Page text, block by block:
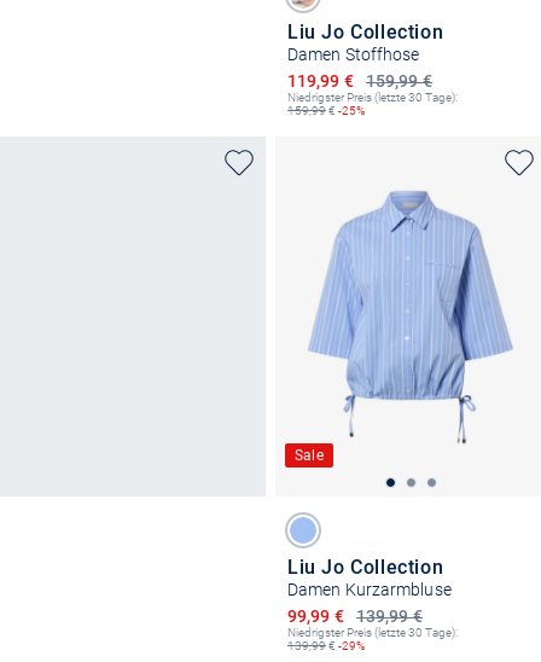
Liu Jo Collection
Damen Stoffhose
159,99 €
Ermäßigter Preis
119,99 €
Niedrigster Preis (letzte 30 Tage):
159,99€ -25%
Sale
Liu Jo Collection
Damen Kurzarmbluse
139,99 €
Ermäßigter Preis
99,99 €
Niedrigster Preis (letzte 30 Tage):
139,99€ -29%